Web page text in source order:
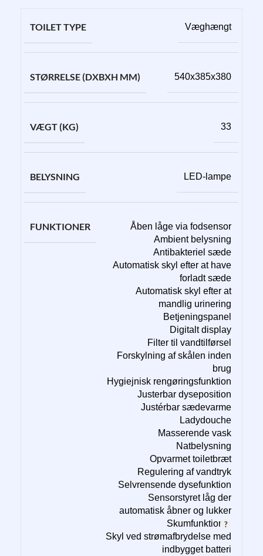
TOILET TYPE Væghængt
STØRRELSE (DXBXH MM) 540x385x380
VÆGT (KG) 33
BELYSNING LED-lampe
FUNKTIONER
Åben låge via fodsensor
Ambient belysning
Antibakteriel sæde
Automatisk skyl efter at have
forladt sæde
Automatisk skyl efter at
mandlig urinering
Betjeningspanel
Digitalt display
Filter til vandtilførsel
Forskylning af skålen inden
brug
Hygiejnisk rengøringsfunktion
Justerbar dyseposition
Justérbar sædevarme
Ladydouche
Masserende vask
Natbelysning
Opvarmet toiletbræt
Regulering af vandtryk
Selvrensende dysefunktion
Sensorstyret låg der
automatisk åbner og lukker
Skumfunktion
Skyl ved strømafbrydelse med
indbygget batteri